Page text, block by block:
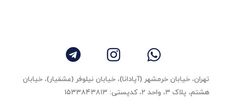
تهران، خیابان خرمشهر (آپادانا)، خیابان نیلوفر (عشقیار)، خیابان
هشتم، پلاک ۳، واحد ٢، کدپستی: ۱۵۳۳۸۴۳۸۱۳